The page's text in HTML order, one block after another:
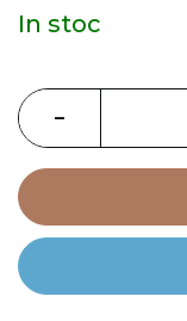
beginning
images
gallery
In stoc
-